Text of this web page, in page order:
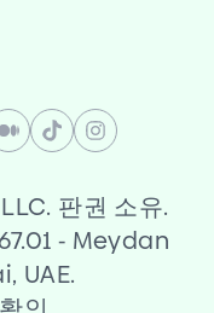
판권 소유.
- Meydan
UAE.